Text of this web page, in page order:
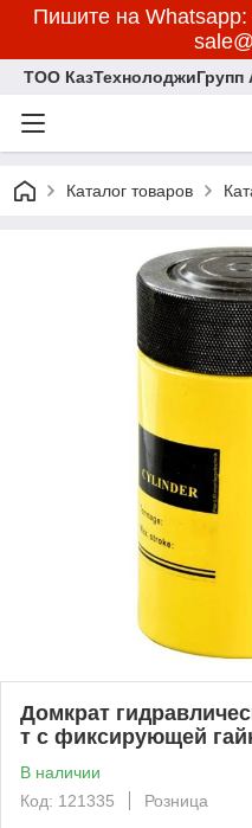
Пишите на
ТОО КазТехнолоджиГрупп
Каталог товаров
Домкрат
т с фиксирующей
В наличии
Код: 121335
Розница